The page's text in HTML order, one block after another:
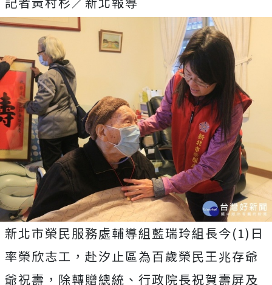
新北市榮民服務處輔導組藍瑞玲組長今(1)日
率榮欣志工，赴汐止區為百歲榮民王兆存爺
爺祝壽，除轉贈總統、行政院長祝賀壽屏及